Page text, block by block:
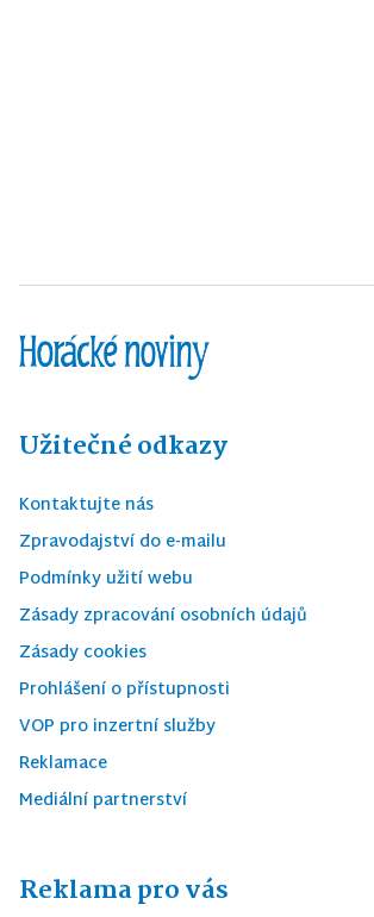
Užitečné odkazy
Kontaktujte nás
Zpravodajství do e-mailu
Podmínky užití webu
Zásady zpracování osobních údajů
Zásady cookies
Prohlášení o přístupnosti
VOP pro inzertní služby
Reklamace
Mediální partnerství
Reklama pro vás